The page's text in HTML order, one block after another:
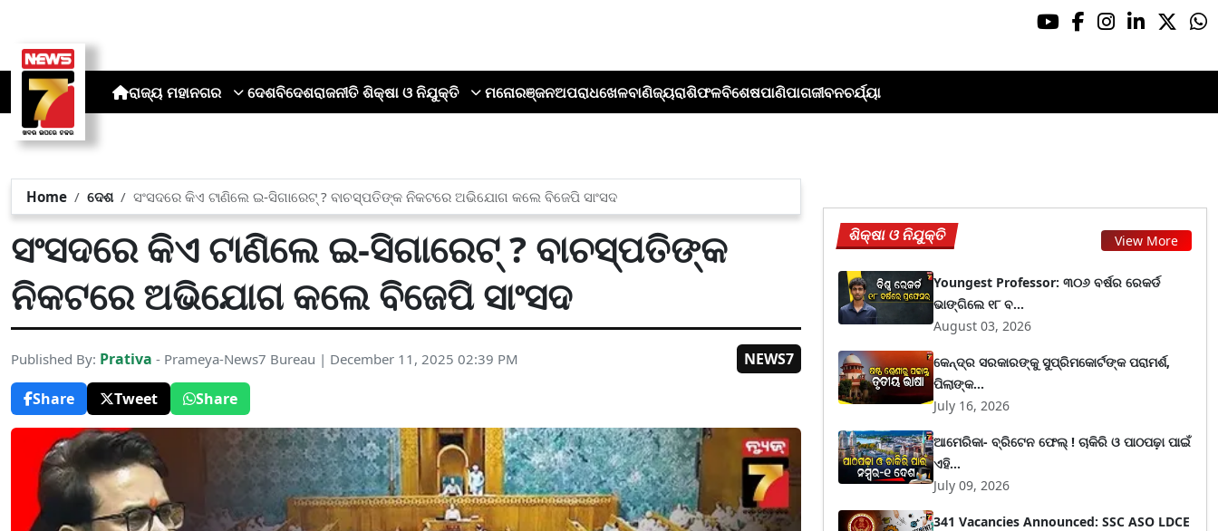
ରାଜ୍ୟ ମହାନଗର ଦେଶବିଦେଶରାଜନୀତି ଶିକ୍ଷା ଓ ନିଯୁକ୍ତି ମନୋରଞ୍ଜନଅପରାଧଖେଳବାଣିଜ୍ୟରାଶିଫଳବିଶେଷପାଣିପାଗଜୀବନଚର୍ଯ୍ୟା
Home ଦେଶ ସଂସଦରେ କିଏ ଟାଣିଲେ ଇ-ସିଗାରେଟ୍ ? ବାଚସ୍ପତିଙ୍କ ନିକଟରେ ଅଭିଯୋଗ କଲେ ବିଜେପି ସାଂସଦ
ସଂସଦରେ କିଏ ଟାଣିଲେ ଇ-ସିଗାରେଟ୍ ? ବାଚସ୍ପତିଙ୍କ
ନିକଟରେ ଅଭିଯୋଗ କଲେ ବିଜେପି ସାଂସଦ
Published By: Prativa - Prameya-News7 Bureau | December 11, 2025 02:39 PM
NEWS7
Share
Tweet Share
ଶିକ୍ଷା ଓ ନିଯୁକ୍ତି View More
Youngest Professor: ୩୦୬ ବର୍ଷର ରେକର୍ଡ
ଭାଙ୍ଗିଲେ ୧୮ ବ...
August 03, 2026
କେନ୍ଦ୍ର ସରକାରଙ୍କୁ ସୁପ୍ରିମକୋର୍ଟଙ୍କ ପରାମର୍ଶ,
ପିଲାଙ୍କ...
July 16, 2026
ଆମେରିକା- ବ୍ରିଟେନ ଫେଲ୍ ! ଚାକିରି ଓ ପାଠପଢ଼ା ପାଇଁ
ଏହି...
July 09, 2026
341 Vacancies Announced: SSC ASO LDCE